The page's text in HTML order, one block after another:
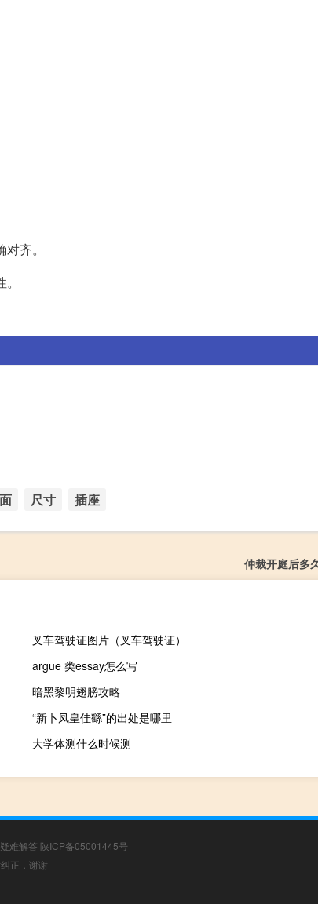
齐。
尺寸 插座
仲裁开庭后多
叉车驾驶证图片（叉车驾驶证）
argue 类essay怎么写
暗黑黎明翅膀攻略
“新卜凤皇佳繇”的出处是哪里
大学体测什么时候测
疑难解答 陕ICP备05001445号
正，谢谢